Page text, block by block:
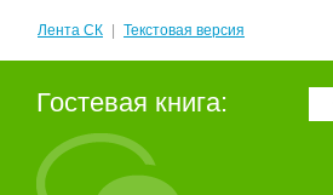
Лента СК Текстовая версия
Гостевая книга: